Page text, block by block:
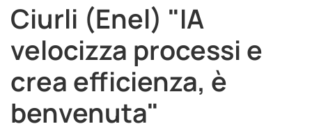
Ciurli (Enel) "IA
velocizza processi e
crea efficienza, è
benvenuta"